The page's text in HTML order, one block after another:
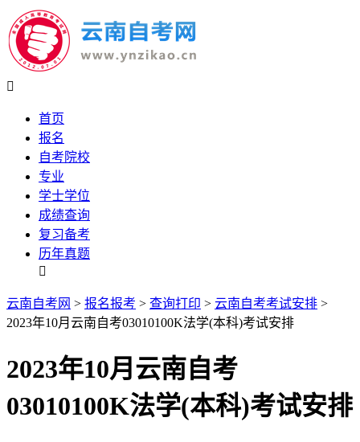

首页
报名
自考院校
专业
学士学位
成绩查询
复习备考
历年真题

云南自考网 > 报名报考 > 查询打印 > 云南自考考试安排 >
2023年10月云南自考03010100K法学(本科)考试安排
2023年10月云南自考
03010100K法学(本科)考试安排